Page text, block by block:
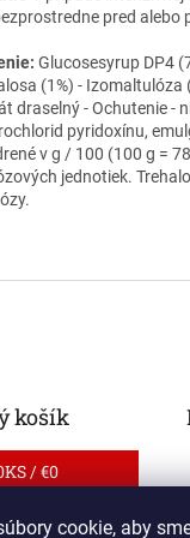
cookie, aby
pred alebo
Glucosesyrup DP4
(1%) - Izomaltulóza
draselný - Ochutenie-
pyridoxínu,
v g / 100 (100 g =
jednotiek.
košík
KS /€0